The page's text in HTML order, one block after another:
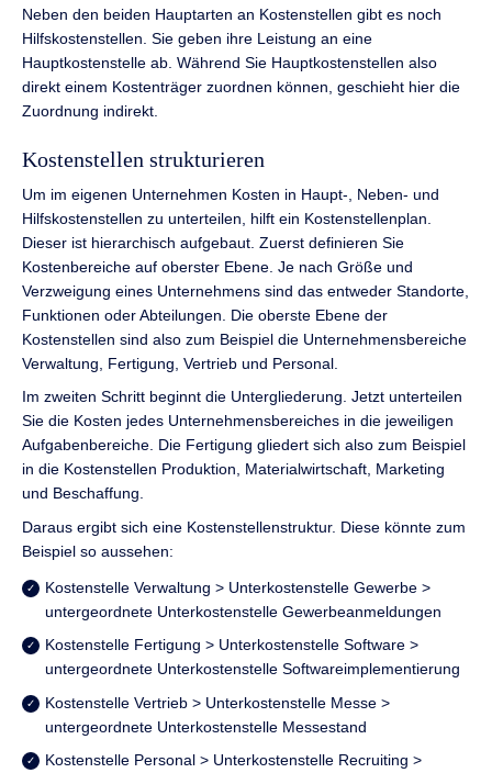
Neben den beiden Hauptarten an Kostenstellen gibt es noch
Hilfskostenstellen. Sie geben ihre Leistung an eine
Hauptkostenstelle ab. Während Sie Hauptkostenstellen also
direkt einem Kostenträger zuordnen können, geschieht hier die
Zuordnung indirekt.
Kostenstellen strukturieren
Um im eigenen Unternehmen Kosten in Haupt-, Neben- und
Hilfskostenstellen zu unterteilen, hilft ein Kostenstellenplan.
Dieser ist hierarchisch aufgebaut. Zuerst definieren Sie
Kostenbereiche auf oberster Ebene. Je nach Größe und
Verzweigung eines Unternehmens sind das entweder Standorte,
Funktionen oder Abteilungen. Die oberste Ebene der
Kostenstellen sind also zum Beispiel die Unternehmensbereiche
Verwaltung, Fertigung, Vertrieb und Personal.
Im zweiten Schritt beginnt die Untergliederung. Jetzt unterteilen
Sie die Kosten jedes Unternehmensbereiches in die jeweiligen
Aufgabenbereiche. Die Fertigung gliedert sich also zum Beispiel
in die Kostenstellen Produktion, Materialwirtschaft, Marketing
und Beschaffung.
Daraus ergibt sich eine Kostenstellenstruktur. Diese könnte zum
Beispiel so aussehen:
Kostenstelle Verwaltung > Unterkostenstelle Gewerbe >
untergeordnete Unterkostenstelle Gewerbeanmeldungen
Kostenstelle Fertigung > Unterkostenstelle Software >
untergeordnete Unterkostenstelle Softwareimplementierung
Kostenstelle Vertrieb > Unterkostenstelle Messe >
untergeordnete Unterkostenstelle Messestand
Kostenstelle Personal > Unterkostenstelle Recruiting >